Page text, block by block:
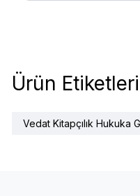
Ürün Etiketleri
Vedat Kitapçılık Hukuka